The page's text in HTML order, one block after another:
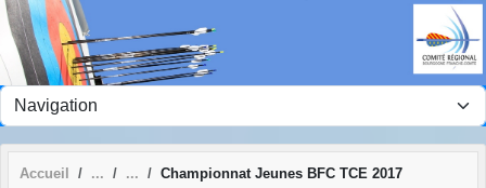
Accueil Championnat Jeunes BFC TCE 2017
Panneau de gestion des cookies